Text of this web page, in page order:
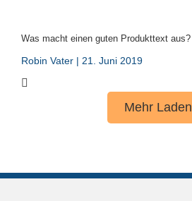
Was macht einen guten Produkttext aus?
Robin Vater 21. Juni 2019
Mehr Laden